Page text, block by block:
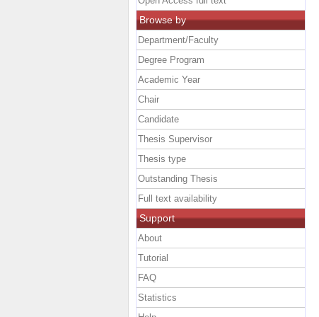
Browse by
Department/Faculty
Degree Program
Academic Year
Chair
Candidate
Thesis Supervisor
Thesis type
Outstanding Thesis
Full text availability
Support
About
Tutorial
FAQ
Statistics